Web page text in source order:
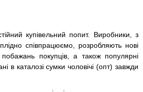
купівельний попит. Виробники, з
співпрацюємо, розробляють нові
покупців, а також популярні
в каталозі сумки чоловічі (опт) завжди